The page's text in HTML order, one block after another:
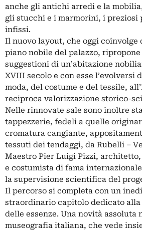
anche gli antichi arredi e la
gli stucchi e i marmorini, i preziosi
infissi.
Il nuovo layout, che oggi coinvolge
piano nobile del palazzo,
suggestioni di un’abitazione
XVIII secolo e con esse l’evolversi
moda, del costume e del tessile,
reciproca valorizzazione storico-
Nelle rinnovate sale sono inoltre
tappezzerie, fedeli a quelle
cromatura cangiante,
tessuti dei tendaggi, da Rubelli –
Maestro Pier Luigi Pizzi,
e costumista di fama
la supervisione scientifica del
Il percorso si completa con un
straordinario capitolo dedicato
delle essenze. Una novità assoluta
museografia italiana, che vede